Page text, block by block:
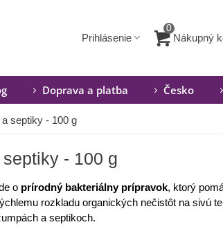
Prihlásenie
0
Nákupný
Doprava a platba Česko
septiky - 100 g
- 100 g
o prírodný bakteriálny prípravok, ktorý
rozkladu organických nečistôt na sivú
a septikoch.